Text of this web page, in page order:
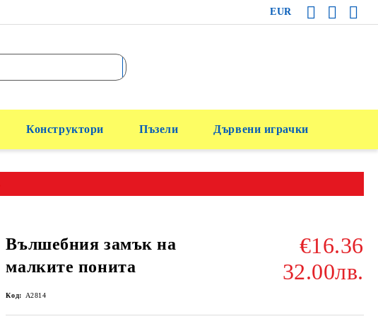
EUR
Конструктори Пъзели Дървени играчки
Вълшебния замък на
малките понита
€16.36
32.00лв.
Код: A2814